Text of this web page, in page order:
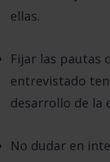
ellas.
Fijar las pautas
entrevistado
desarrollo de la
No dudar en